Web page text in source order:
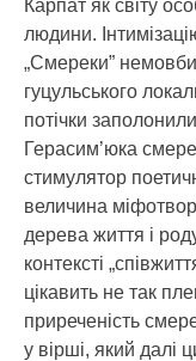
Карпат як світу
людини.
„Смереки” немовби
гуцульського
потічки
Герасим’юка
стимулятор
величина
дерева життя і
контексті
цікавить не так
приреченість
у вірші, який далі